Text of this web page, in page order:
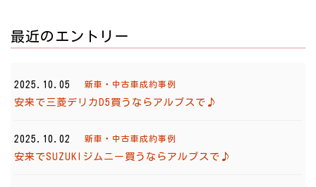
最近のエントリー
2025.10.05 新車・中古車成約事例
安来で三菱デリカD5買うならアルプスで♪
2025.10.02 新車・中古車成約事例
安来でSUZUKIジムニー買うならアルプスで♪